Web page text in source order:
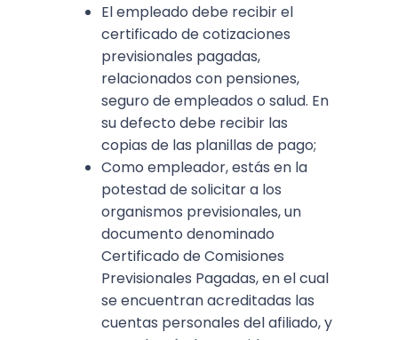
El empleado debe recibir el
certificado de cotizaciones
previsionales pagadas,
relacionados con pensiones,
seguro de empleados o salud. En
su defecto debe recibir las
copias de las planillas de pago;
Como empleador, estás en la
potestad de solicitar a los
organismos previsionales, un
documento denominado
Certificado de Comisiones
Previsionales Pagadas, en el cual
se encuentran acreditadas las
cuentas personales del afiliado, y